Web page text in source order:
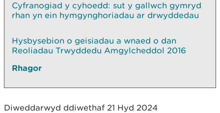
Cyfranogiad y cyhoedd: sut y gallwch gymryd
rhan yn ein hymgynghoriadau ar drwyddedau
Hysbysebion o geisiadau a wnaed o dan
Reoliadau Trwyddedu Amgylcheddol 2016
Rhagor
Diweddarwyd ddiwethaf 21 Hyd 2024